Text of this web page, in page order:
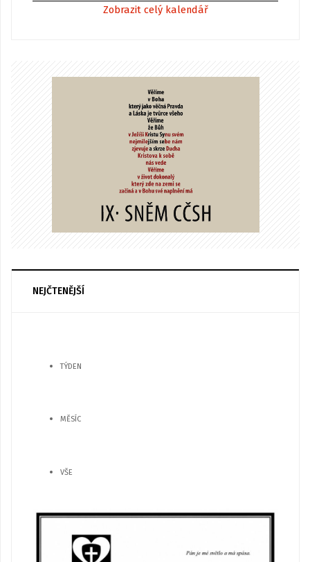
Zobrazit celý kalendář
NEJČTENĚJŠÍ
TÝDEN
MĚSÍC
VŠE